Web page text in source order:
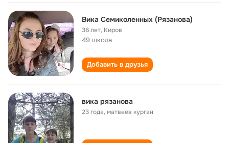
Вика Семиколенных (Рязанова)
36 лет, Киров
49 школа
Добавить в друзья
вика рязанова
23 года,матвеев курган